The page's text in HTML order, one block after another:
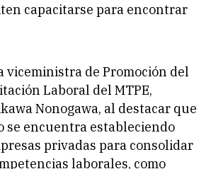
capacitarse para encontrar
viceministra de Promoción del
Laboral del MTPE,
Nonogawa, al destacar que
se encuentra estableciendo
privadas para consolidar
laborales, como